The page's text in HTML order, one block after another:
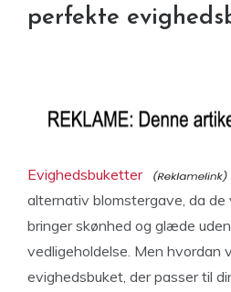
perfekte
Evighedsbuketter
alternativ blomstergave, da de
bringer skønhed og glæde
vedligeholdelse. Men hvordan
evighedsbuket, der passer til